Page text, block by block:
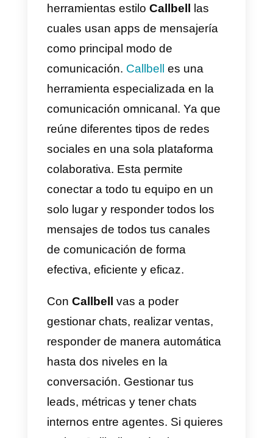
¿Por qué Callbell es la
mejor alternativa a las
herramientas de live chat?
Las empresas en general
deberían
adoptar apps de
mensajerías como solución de
comunicación y dejar de dar
tanta importancia a los
Esto se debe a que los live chat
son herramientas que limitan la
comunicación hoy en día.
Cuando hablamos de
limitaciones, nos referimos a que
este tipo de herramientas solo